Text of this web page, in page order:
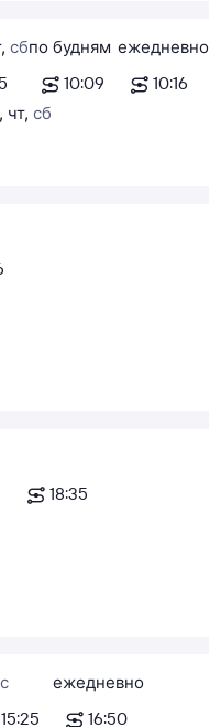
, сбпо будням
10:09
ежедневно
10:16
, чт, сб
18:35
15:25
ежедневно
16:50